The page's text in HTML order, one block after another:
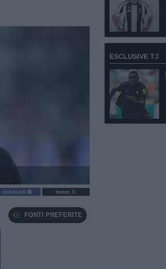
condividi tweet
FONTI PREFERITE
ESCLUSIVE TJ